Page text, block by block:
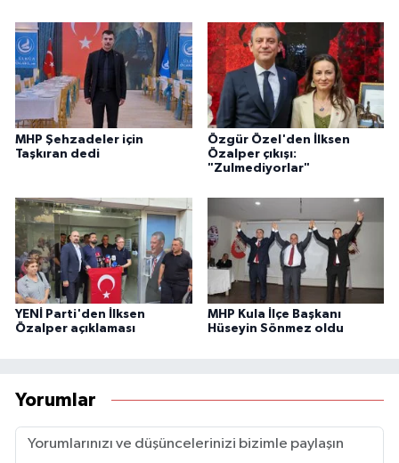
MHP Şehzadeler için
Taşkıran dedi
Özgür Özel'den İlksen
Özalper çıkışı:
"Zulmediyorlar"
YENİ Parti'den İlksen
Özalper açıklaması
MHP Kula İlçe Başkanı
Hüseyin Sönmez oldu
Yorumlar